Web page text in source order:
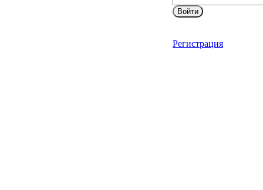
Войти
Регистрация